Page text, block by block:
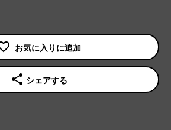
share シェアする